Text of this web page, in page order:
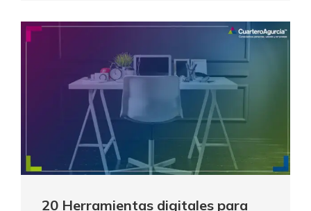
20 Herramientas digitales para